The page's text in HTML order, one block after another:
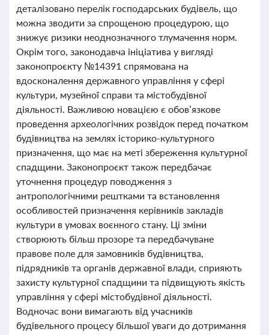
деталізовано перелік господарських будівель, що
можна зводити за спрощеною процедурою, що
знижує ризики неоднозначного тлумачення норм.
Окрім того, законодавча ініціатива у вигляді
законопроєкту №14391 спрямована на
вдосконалення державного управління у сфері
культури, музейної справи та містобудівної
діяльності. Важливою новацією є обов’язкове
проведення археологічних розвідок перед початком
будівництва на землях історико-культурного
призначення, що має на меті збереження культурної
спадщини. Законопроєкт також передбачає
уточнення процедур поводження з
антропологічними рештками та встановлення
особливостей призначення керівників закладів
культури в умовах воєнного стану. Ці зміни
створюють більш прозоре та передбачуване
правове поле для замовників будівництва,
підрядників та органів державної влади, сприяють
захисту культурної спадщини та підвищують якість
управління у сфері містобудівної діяльності.
Водночас вони вимагають від учасників
будівельного процесу більшої уваги до дотримання